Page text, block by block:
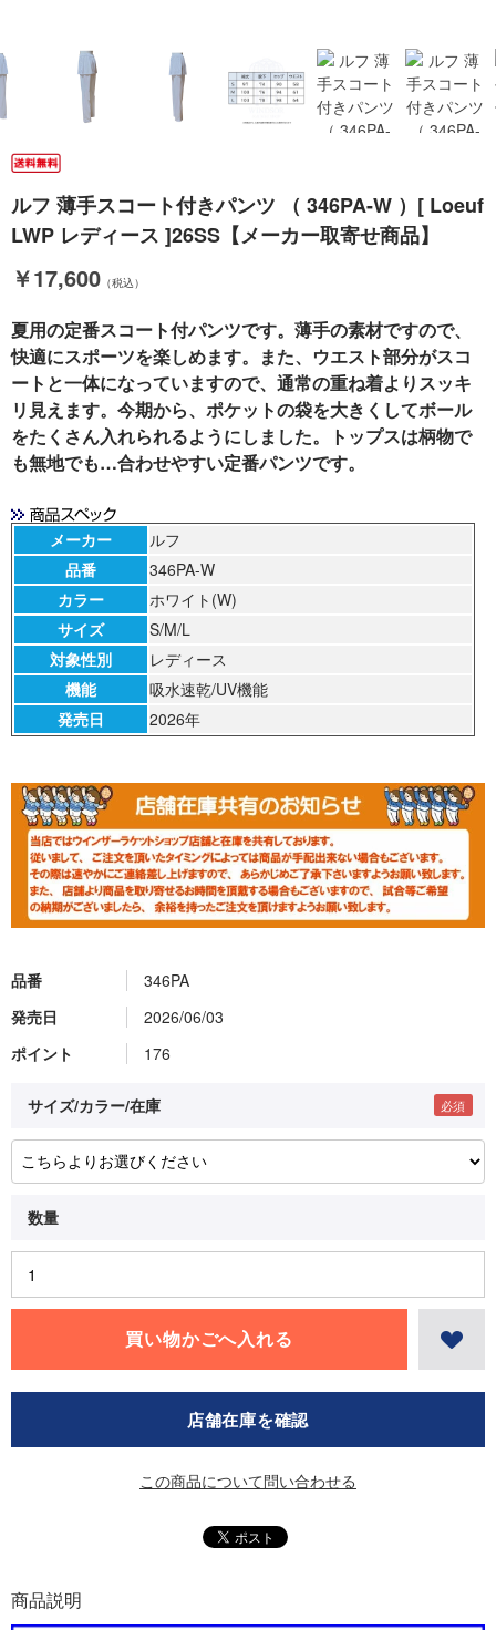
ルフ 薄手スコート付きパンツ （ 346PA-W ）[ Loeuf
LWP レディース ]26SS【メーカー取寄せ商品】
￥17,600 （税込）
品番
346PA
発売日
2026/06/03
ポイント
176
サイズ/カラー/在庫
店舗在庫を確認
この商品について問い合わせる
夏用の定番スコート付パンツです。薄手の素材ですので、
快適にスポーツを楽しめます。また、ウエスト部分がスコ
ートと一体になっていますので、通常の重ね着よりスッキ
リ見えます。今期から、ポケットの袋を大きくしてボール
をたくさん入れられるようにしました。トップスは柄物で
も無地でも…合わせやすい定番パンツです。
メーカー
ルフ
品番
346PA-W
カラー
ホワイト(W)
サイズ
S/M/L
対象性別
レディース
機能
吸水速乾/UV機能
発売日
2026年
商品説明